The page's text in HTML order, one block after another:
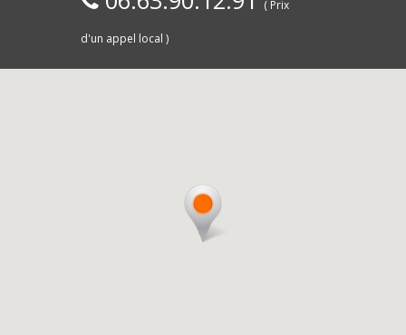
Saintes
( Prix
d'un appel local )